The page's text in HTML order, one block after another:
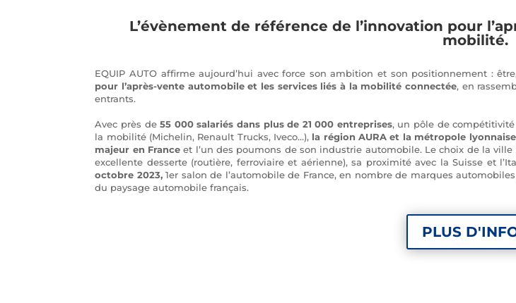
L’évènement de référence de l’innovation pour
mobilité.
EQUIP AUTO affirme aujourd’hui avec force son ambition et son positionnement :
pour l’après-vente automobile et les services liés à la mobilité connectée, en
entrants.
Avec près de55 000 salariés dans plus de 21 000 entreprises, un pôle de
la mobilité (Michelin, Renault Trucks, Iveco…), la région AURA et la métropole
majeur en France et l’un des poumons de son industrie automobile. Le choix de la
excellente desserte (routière, ferroviaire et aérienne), sa proximité avec la Suisse et
octobre 2023,1er salon de l’automobile de France, en nombre de marques
du paysage automobile français.
PLUS